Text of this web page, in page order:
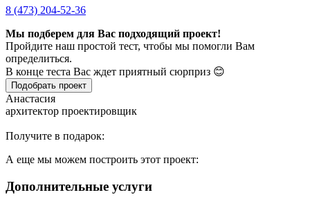
8 (473) 204-52-36
Мы подберем для Вас подходящий проект!
Пройдите наш простой тест, чтобы мы помогли Вам
определиться.
В конце теста Вас ждет приятный сюрприз 😊
Подобрать проект
Анастасия
архитектор проектировщик
Получите в подарок:
А еще мы можем построить этот проект:
Дополнительные услуги